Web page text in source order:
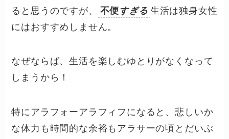
ると思うのですが、
不便すぎる 生活は独身女性
にはおすすめしません。
なぜならば、生活を楽しむゆとりがなくなって
しまうから！
特にアラフォーアラフィフになると、悲しいか
な体力も時間的な余裕もアラサーの頃とだいぶ